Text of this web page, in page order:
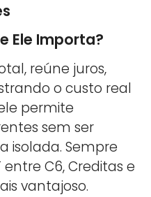
Ele Importa?
reúne juros,
o custo real
permite
sem ser
isolada. Sempre
C6, Creditas e
vantajoso.